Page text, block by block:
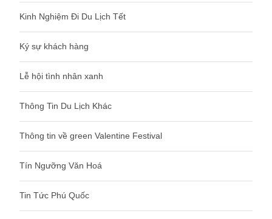
Kinh Nghiệm Đi Du Lịch Tết
Ký sự khách hàng
Lễ hội tình nhân xanh
Thông Tin Du Lịch Khác
Thông tin về green Valentine Festival
Tín Ngưỡng Văn Hoá
Tin Tức Phú Quốc